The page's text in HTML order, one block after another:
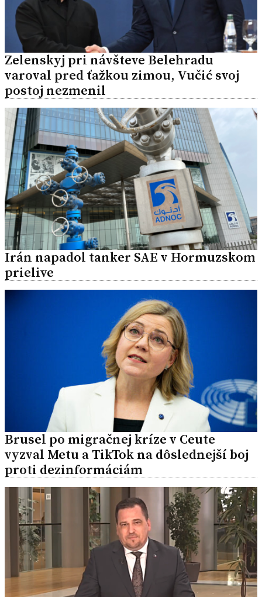
Zelenskyj pri návšteve Belehradu
varoval pred ťažkou zimou, Vučić svoj
postoj nezmenil
Irán napadol tanker SAE v Hormuzskom
prielive
Brusel po migračnej kríze v Ceute
vyzval Metu a TikTok na dôslednejší boj
proti dezinformáciám